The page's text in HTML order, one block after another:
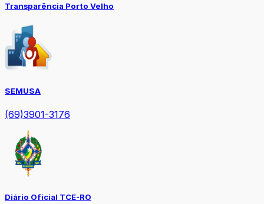
Transparência Porto Velho
SEMUSA
(69)3901-3176
Diário Oficial TCE-RO